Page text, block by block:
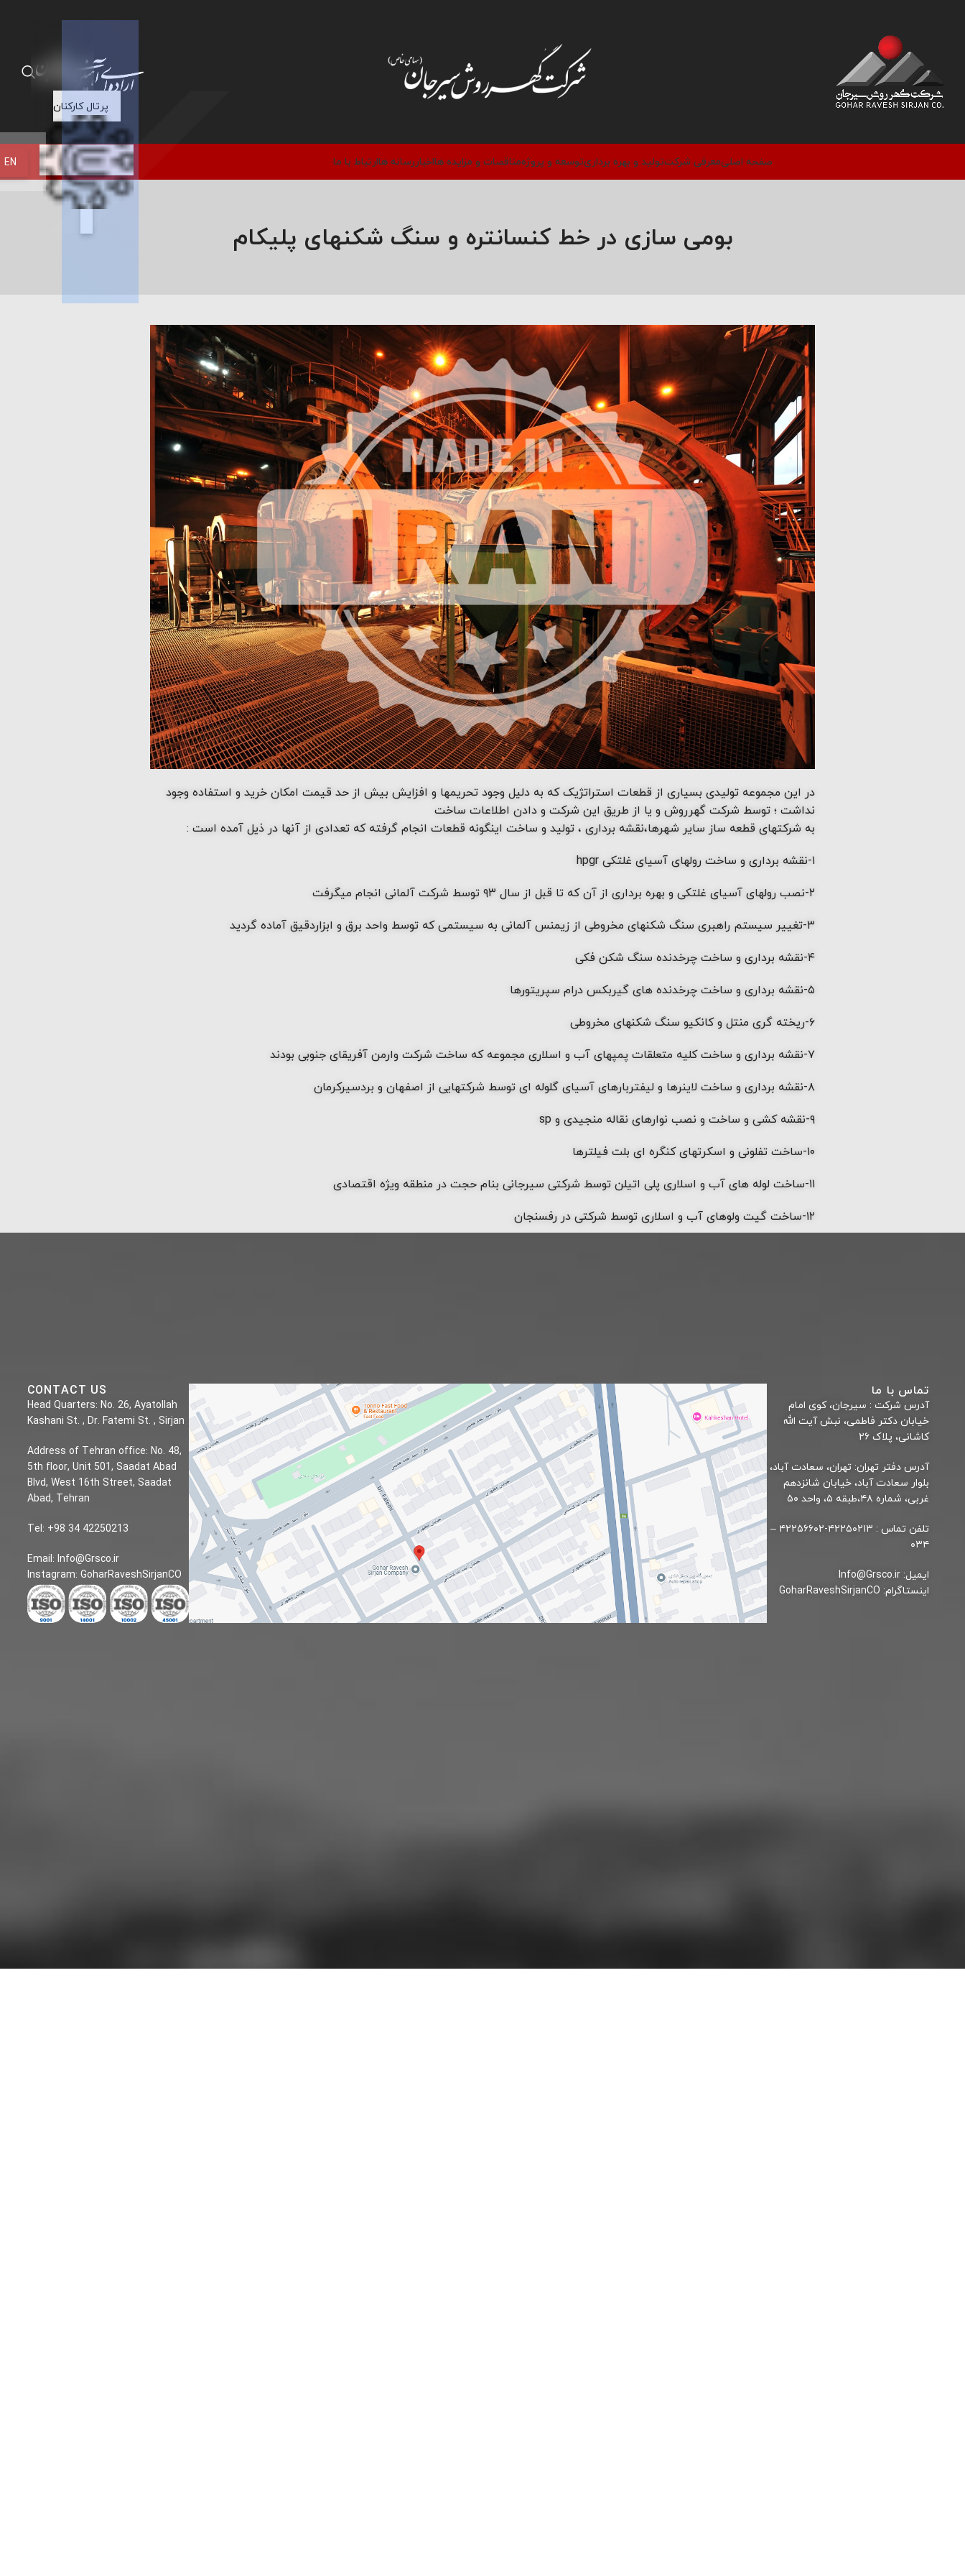
صفحه اصلیمعرفی شرکتتولید و بهره برداریتوسعه و پروژهمناقصات و مزایده هااخباررسانه هاارتباط با ما
پرتال کارکنان
EN
بومی سازی در خط کنسانتره و سنگ شکنهای پلیکام
در این مجموعه تولیدی بسیاری از قطعات استراتژیک که به دلیل وجود تحریمها و افزایش بیش از حد قیمت امکان خرید و استفاده وجود
نداشت ؛ توسط شرکت گهرروش و یا از طریق این شرکت و دادن اطلاعات ساخت
به شرکتهای قطعه ساز سایر شهرها،نقشه برداری ، تولید و ساخت اینگونه قطعات انجام گرفته که تعدادی از آنها در ذیل آمده است :
۱-نقشه برداری و ساخت رولهای آسیای غلتکی hpgr
۲-نصب رولهای آسیای غلتکی و بهره برداری از آن که تا قبل از سال ۹۳ توسط شرکت آلمانی انجام میگرفت
۳-تغییر سیستم راهبری سنگ شکنهای مخروطی از زیمنس آلمانی به سیستمی که توسط واحد برق و ابزاردقیق آماده گردید
۴-نقشه برداری و ساخت چرخدنده سنگ شکن فکی
۵-نقشه برداری و ساخت چرخدنده های گیربکس درام سپریتورها
۶-ریخته گری منتل و کانکیو سنگ شکنهای مخروطی
۷-نقشه برداری و ساخت کلیه متعلقات پمپهای آب و اسلاری مجموعه که ساخت شرکت وارمن آفریقای جنوبی بودند
۸-نقشه برداری و ساخت لاینرها و لیفتربارهای آسیای گلوله ای توسط شرکتهایی از اصفهان و بردسیرکرمان
۹-نقشه کشی و ساخت و نصب نوارهای نقاله منجیدی و sp
۱۰-ساخت تفلونی و اسکرتهای کنگره ای بلت فیلترها
۱۱-ساخت لوله های آب و اسلاری پلی اتیلن توسط شرکتی سیرجانی بنام حجت در منطقه ویژه اقتصادی
۱۲-ساخت گیت ولوهای آب و اسلاری توسط شرکتی در رفسنجان
تماس با ما
آدرس شركت : سیرجان، کوی امام
خیابان دکتر فاطمی، نبش آیت الله
کاشانی، پلاک ۲۶
آدرس دفتر تهران: تهران، سعادت آباد،
بلوار سعادت آباد، خیابان شانزدهم
غربی، شماره ۴۸،طبقه ۵، واحد ۵۰
تلفن تماس : ۴۲۲۵۰۲۱۳-۴۲۲۵۶۶۰۲ –
۰۳۴
ایمیل: Info@Grsco.ir
اینستاگرام: GoharRaveshSirjanCO
CONTACT US
Head Quarters: No. 26, Ayatollah
Kashani St. , Dr. Fatemi St. , Sirjan
Address of Tehran office: No. 48,
5th floor, Unit 501, Saadat Abad
Blvd, West 16th Street, Saadat
Abad, Tehran
Tel: +98 34 42250213
Email: Info@Grsco.ir
Instagram: GoharRaveshSirjanCO